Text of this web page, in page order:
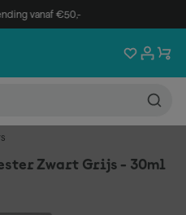
vanaf €50,-
Zwart Grijs - 30ml